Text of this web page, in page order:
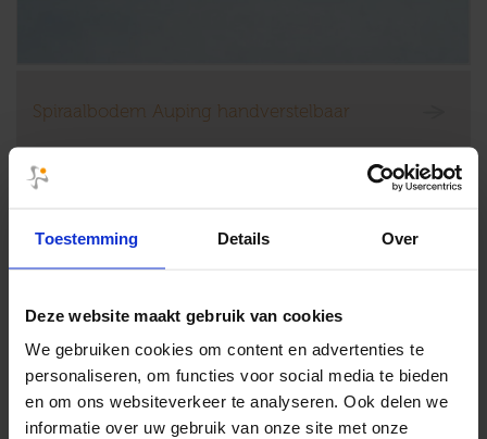
Toestemming Details Over
Deze website maakt gebruik van cookies
We gebruiken cookies om content en advertenties te
personaliseren, om functies voor social media te bieden
en om ons websiteverkeer te analyseren. Ook delen we
informatie over uw gebruik van onze site met onze
Spiraalbodem Auping handverstelbaar